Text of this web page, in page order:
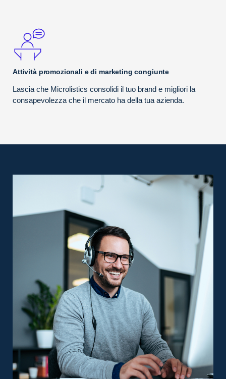
Attività promozionali e di marketing congiunte
Lascia che Microlistics consolidi il tuo brand e migliori la
consapevolezza che il mercato ha della tua azienda.